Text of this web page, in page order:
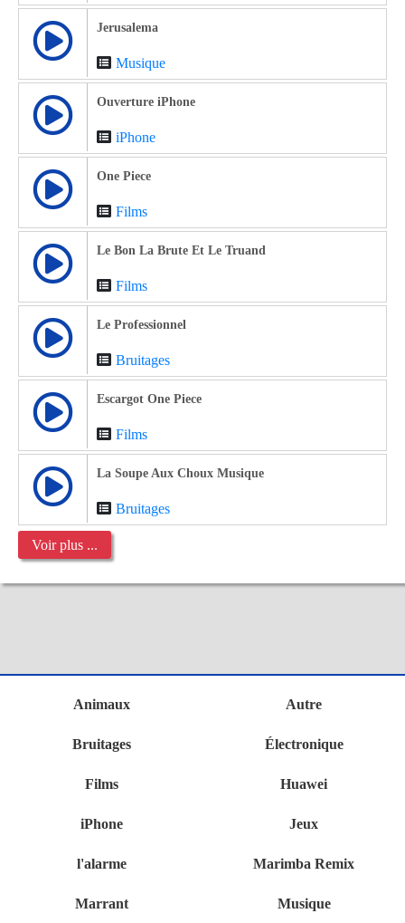
Jerusalema
Musique
Ouverture iPhone
iPhone
One Piece
Films
Le Bon La Brute Et Le Truand
Films
Le Professionnel
Bruitages
Escargot One Piece
Films
La Soupe Aux Choux Musique
Bruitages
Voir plus ...
Animaux Autre
Bruitages Électronique
Films Huawei
iPhone Jeux
l'alarme Marimba Remix
Marrant Musique